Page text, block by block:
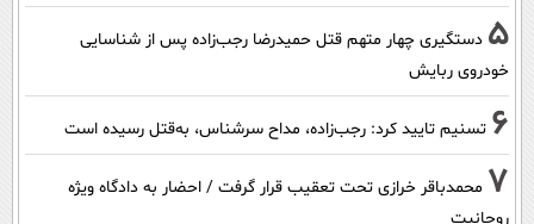
5 دستگیری چهار متهم قتل حمیدرضا رجب‌زاده پس از شناسایی
خودروی ربایش
6 تسنیم تایید کرد: رجب‌زاده، مداح سرشناس، به‌قتل رسیده است
7 محمدباقر خرازی تحت تعقیب قرار گرفت / احضار به دادگاه ویژه
روحانیت